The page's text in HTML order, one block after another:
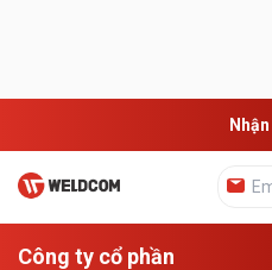
Công ty cổ phần